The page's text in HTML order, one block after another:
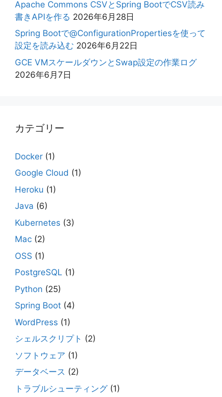
Apache Commons CSVとSpring BootでCSV読み
書きAPIを作る 2026年6月28日
Spring Bootで@ConfigurationPropertiesを使って
設定を読み込む 2026年6月22日
GCE VMスケールダウンとSwap設定の作業ログ
2026年6月7日
カテゴリー
Docker (1)
Google Cloud (1)
Heroku (1)
Java (6)
Kubernetes (3)
Mac (2)
OSS (1)
PostgreSQL (1)
Python (25)
Spring Boot (4)
WordPress (1)
シェルスクリプト (2)
ソフトウェア (1)
データベース (2)
トラブルシューティング(1)